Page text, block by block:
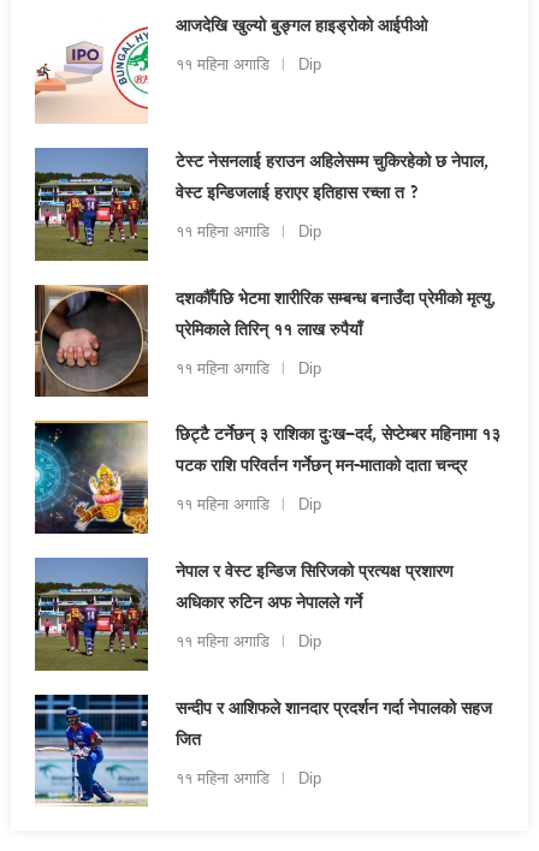
आजदेखि खुल्यो बुङ्गल हाइड्रोको आईपीओ
११ महिना अगाडि Dip
टेस्ट नेसनलाई हराउन अहिलेसम्म चुकिरहेको छ नेपाल,
वेस्ट इन्डिजलाई हराएर इतिहास रच्ला त ?
११ महिना अगाडि Dip
दशकौँपछि भेटमा शारीरिक सम्बन्ध बनाउँदा प्रेमीको मृत्यु,
प्रेमिकाले तिरिन् ११ लाख रुपैयाँ
११ महिना अगाडि Dip
छिट्टै टर्नेछन् ३ राशिका दुःख–दर्द, सेप्टेम्बर महिनामा १३
पटक राशि परिवर्तन गर्नेछन् मन-माताको दाता चन्द्र
११ महिना अगाडि Dip
नेपाल र वेस्ट इन्डिज सिरिजको प्रत्यक्ष प्रशारण
अधिकार रुटिन अफ नेपालले गर्ने
११ महिना अगाडि Dip
सन्दीप र आशिफले शानदार प्रदर्शन गर्दा नेपालको सहज
जित
११ महिना अगाडि Dip